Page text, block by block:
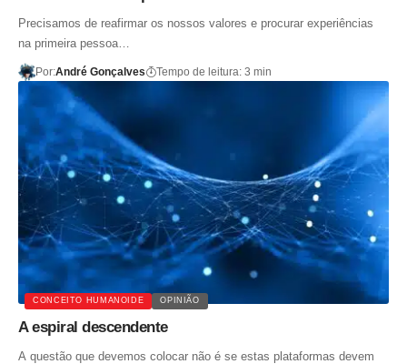
Precisamos de reafirmar os nossos valores e procurar experiências
na primeira pessoa…
Por:André Gonçalves Tempo de leitura: 3 min
CONCEITO HUMANOIDE OPINIÃO
A espiral descendente
A questão que devemos colocar não é se estas plataformas devem